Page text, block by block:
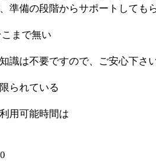
準備の段階からサポートしても
こまで無い
識は不要ですので、ご安心下さ
られている
用可能時間は